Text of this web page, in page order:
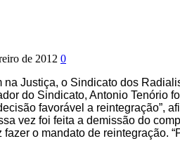
de 2012 0
na Justiça, o Sindicato dos
do Sindicato, Antonio Tenório
favorável a reintegração”,
vez foi feita a demissão do
o mandato de reintegração.